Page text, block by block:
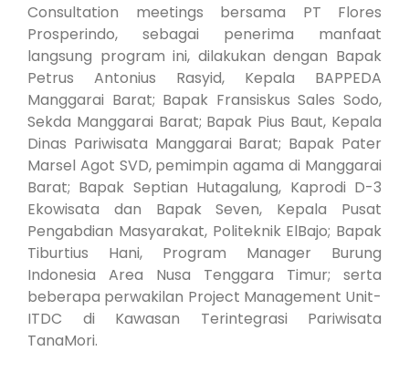
Consultation meetings bersama PT Flores
Prosperindo, sebagai penerima manfaat
langsung program ini, dilakukan dengan Bapak
Petrus Antonius Rasyid, Kepala BAPPEDA
Manggarai Barat; Bapak Fransiskus Sales Sodo,
Sekda Manggarai Barat; Bapak Pius Baut, Kepala
Dinas Pariwisata Manggarai Barat; Bapak Pater
Marsel Agot SVD, pemimpin agama di Manggarai
Barat; Bapak Septian Hutagalung, Kaprodi D-3
Ekowisata dan Bapak Seven, Kepala Pusat
Pengabdian Masyarakat, Politeknik ElBajo; Bapak
Tiburtius Hani, Program Manager Burung
Indonesia Area Nusa Tenggara Timur; serta
beberapa perwakilan Project Management Unit-
ITDC di Kawasan Terintegrasi Pariwisata
TanaMori.